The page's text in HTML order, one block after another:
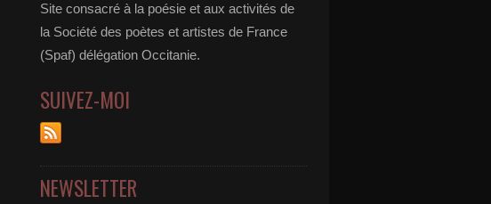
Site consacré à la poésie et aux activités de
la Société des poètes et artistes de France
(Spaf) délégation Occitanie.
SUIVEZ-MOI
NEWSLETTER